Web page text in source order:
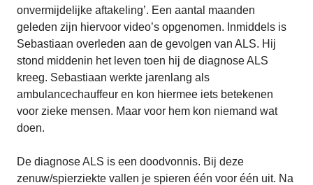
onvermijdelijke aftakeling’. Een aantal maanden
geleden zijn hiervoor video’s opgenomen. Inmiddels is
Sebastiaan overleden aan de gevolgen van ALS. Hij
stond middenin het leven toen hij de diagnose ALS
kreeg. Sebastiaan werkte jarenlang als
ambulancechauffeur en kon hiermee iets betekenen
voor zieke mensen. Maar voor hem kon niemand wat
doen.
De diagnose ALS is een doodvonnis. Bij deze
zenuw/spierziekte vallen je spieren één voor één uit. Na